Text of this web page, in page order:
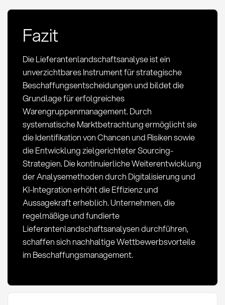
Fazit
Die Lieferantenlandschaftsanalyse ist ein
unverzichtbares Instrument für strategische
Beschaffungsentscheidungen und bildet die
Grundlage für erfolgreiches
Warengruppenmanagement. Durch
systematische Marktbetrachtung ermöglicht sie
die Identifikation von Chancen und Risiken sowie
die Entwicklung zielgerichteter Sourcing-
Strategien. Die kontinuierliche Weiterentwicklung
der Analysemethoden durch Digitalisierung und
KI-Integration erhöht die Effizienz und
Aussagekraft erheblich. Unternehmen, die
regelmäßige und fundierte
Lieferantenlandschaftsanalysen durchführen,
schaffen sich nachhaltige Wettbewerbsvorteile
im Beschaffungsmanagement.